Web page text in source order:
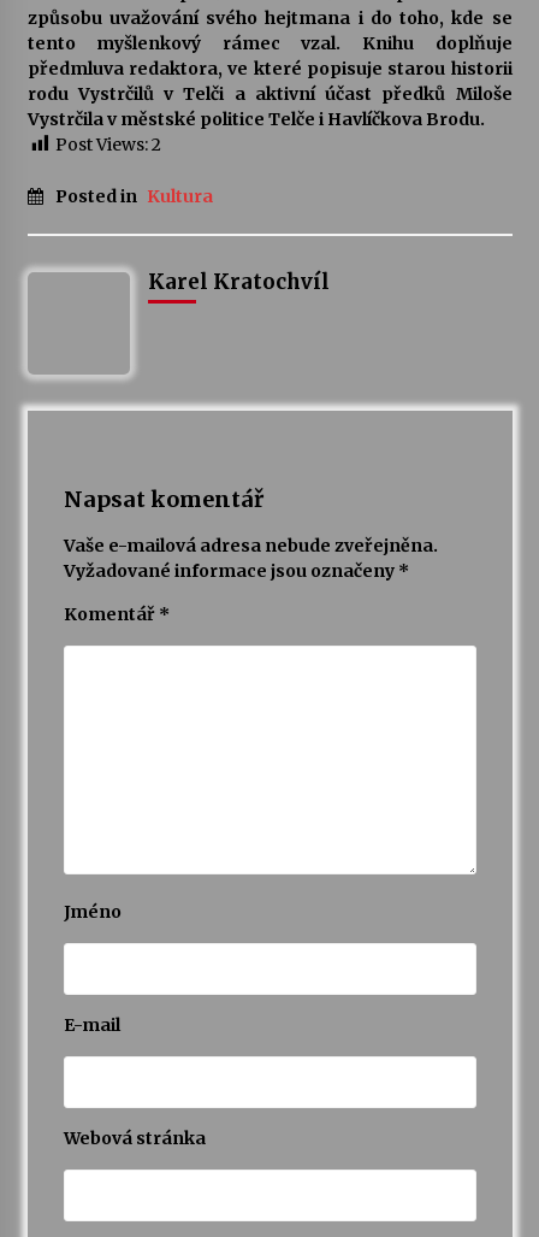
Votavžatský ploty
23. 7. 2026
22. 7. 2026
Vysočinka
17. 7. 2026
Za kulturou kousek za Humpolec. V Želivě ožije
13. 7. 2026
Varhanní recitál Michala Novenka v Klášteře
způsobu uvažování svého hejtmana i do toho, kde se
tento myšlenkový rámec vzal. Knihu doplňuje
předmluva redaktora, ve které popisuje starou historii
rodu Vystrčilů v Telči a aktivní účast předků Miloše
Vystrčila v městské politice Telče i Havlíčkova Brodu.
Post Views:2
Posted in Kultura
Karel Kratochvíl
Napsat komentář
Vaše e-mailová adresa nebude zveřejněna.
Vyžadované informace jsou označeny *
Komentář *
Jméno
E-mail
Webová stránka